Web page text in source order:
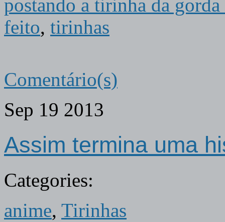
postando a tirinha da
feito, tirinhas
Comentário(s)
Sep 19 2013
Assim termina uma
Categories:
anime, Tirinhas